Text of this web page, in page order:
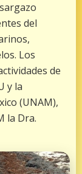
del
Los
de
y la
(UNAM),
la Dra.